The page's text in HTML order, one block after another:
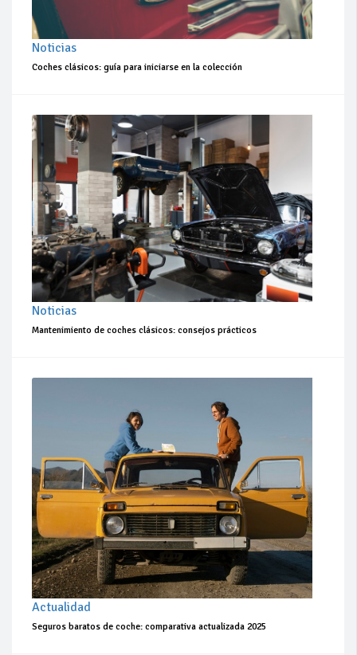
Noticias
Coches clásicos: guía para iniciarse en la colección
Noticias
Mantenimiento de coches clásicos: consejos prácticos
Actualidad
Seguros baratos de coche: comparativa actualizada 2025